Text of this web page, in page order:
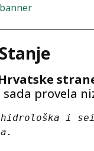
provela
hidrološka i